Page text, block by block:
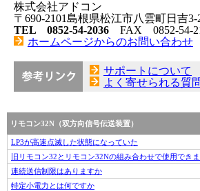
株式会社アドコン
〒690-2101島根県松江市八雲町日吉3-
TEL 0852-54-2036 FAX 0852-54-
ホームページからのお問い合わせ
サポートについて
よく寄せられる質
リモコン32N（双方向信号伝送装置）
LP3が高速点滅した状態になっていた
旧リモコン32とリモコン32Nの組み合わせで使用でき
連続送信制限はありますか
特定小電力とは何ですか